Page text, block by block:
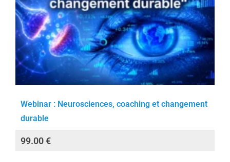
Webinar : Neurosciences, coaching et changement
durable
99.00€